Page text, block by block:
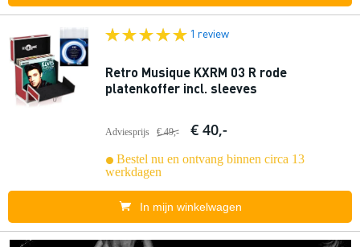
1 review
Retro Musique KXRM 03 R rode
platenkoffer incl. sleeves
Adviesprijs € 49,- € 40,-
Bestel nu en ontvang binnen circa 13
werkdagen
In mijn winkelwagen